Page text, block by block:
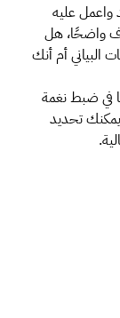
واعمل عليه
واضحًا، هل
أم أنك
في ضبط نغمة
تحديد